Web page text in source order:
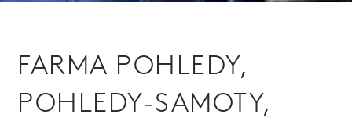
FARMA POHLEDY,
POHLEDY-SAMOTY,